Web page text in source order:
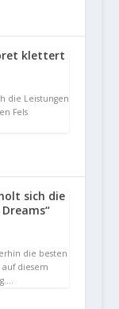
klettert
die Leistungen
Fels
sich die
die besten
diesem